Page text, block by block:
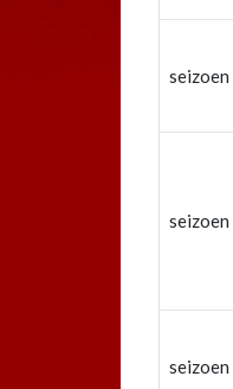
seizoen
seizoen
seizoen